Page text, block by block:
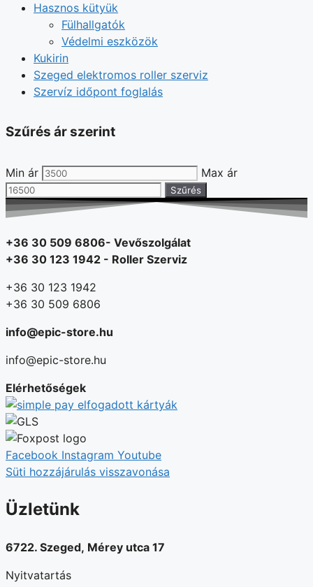
Hasznos kütyük
Fülhallgatók
Védelmi eszközök
Kukirin
Szeged elektromos roller szerviz
Szervíz időpont foglalás
Szűrés ár szerint
Min ár Max ár
Szűrés
+36 30 509 6806- Vevőszolgálat
+36 30 123 1942 - Roller Szerviz
+36 30 123 1942
+36 30 509 6806
info@epic-store.hu
info@epic-store.hu
Elérhetőségek
Facebook Instagram Youtube
Süti hozzájárulás visszavonása
Üzletünk
6722. Szeged, Mérey utca 17
Nyitvatartás